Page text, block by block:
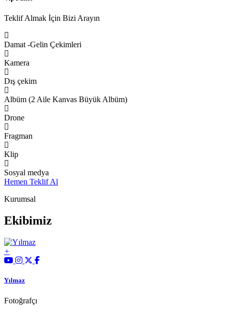
Teklif Almak İçin Bizi Arayın
Damat -Gelin Çekimleri
Kamera
Dış çekim
Albüm (2 Aile Kanvas Büyük Albüm)
Drone
Fragman
Klip
Sosyal medya
Hemen Teklif Al
Kurumsal
Ekibimiz
Yılmaz
Fotoğrafçı